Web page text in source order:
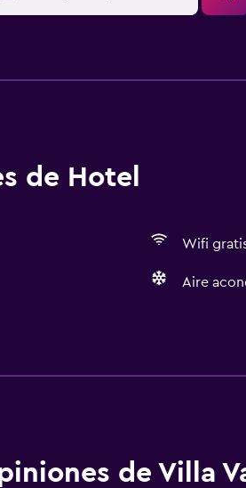
de Hotel
Wifi
Aire
Playa privada
de Villa